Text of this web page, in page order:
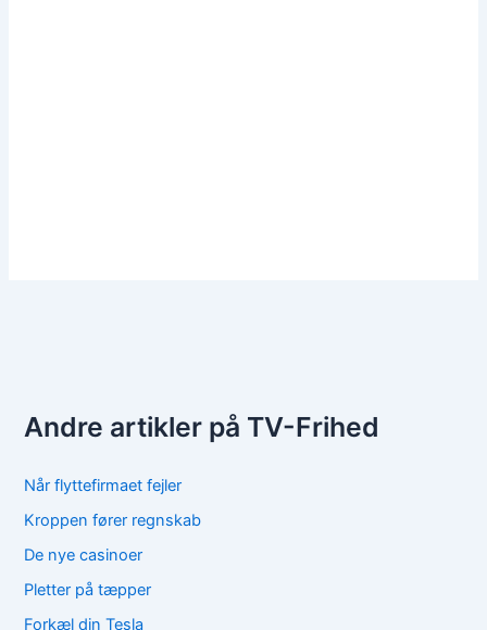
Andre artikler på TV-Frihed
Når flyttefirmaet fejler
Kroppen fører regnskab
De nye casinoer
Pletter på tæpper
Forkæl din Tesla